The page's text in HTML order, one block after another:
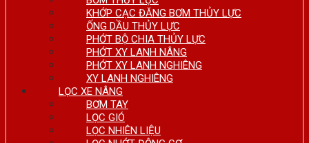
KHỚP CẠC ĐĂNG BƠM THỦY LỰC
ỐNG DẦU THỦY LỰC
PHỚT BỘ CHIA THỦY LỰC
PHỚT XY LANH NÂNG
PHỚT XY LANH NGHIÊNG
XY LANH NGHIÊNG
LỌC XE NÂNG
BƠM TAY
LỌC GIÓ
LỌC NHIÊN LIỆU